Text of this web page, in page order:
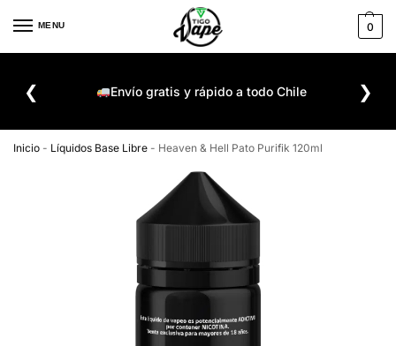
MENU 0
❮ Envío gratis y rápido a todo Chile ❯
Inicio - Líquidos Base Libre - Heaven & Hell Pato Purifik 120ml